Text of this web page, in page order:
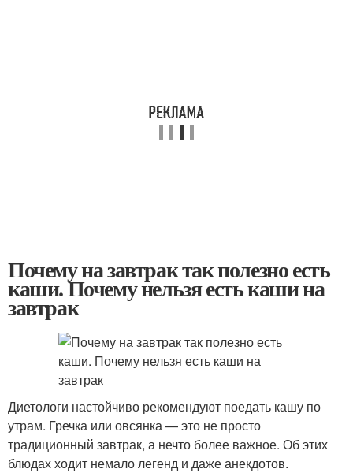
Почему на завтрак так полезно есть
каши. Почему нельзя есть каши на
завтрак
Диетологи настойчиво рекомендуют поедать кашу по
утрам. Гречка или овсянка — это не просто
традиционный завтрак, а нечто более важное. Об этих
блюдах ходит немало легенд и даже анекдотов.